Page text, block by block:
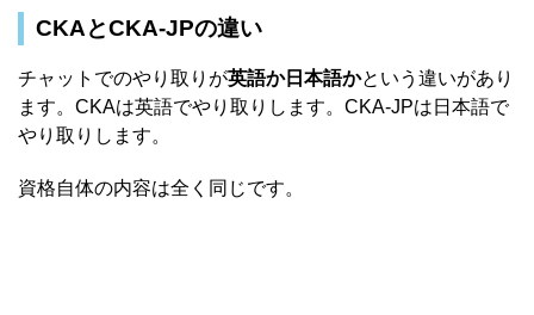
CKAとCKA-JPの違い
チャットでのやり取りが英語か日本語かという違いがあり
ます。CKAは英語でやり取りします。CKA-JPは日本語で
やり取りします。
資格自体の内容は全く同じです。